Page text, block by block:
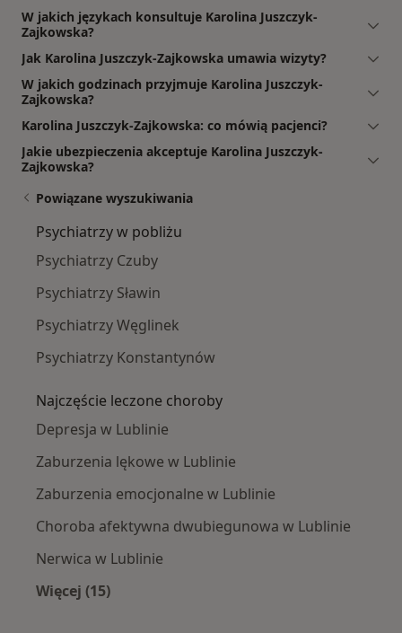
W jakich językach konsultuje Karolina Juszczyk-
Zajkowska?
Jak Karolina Juszczyk-Zajkowska umawia wizyty?
W jakich godzinach przyjmuje Karolina Juszczyk-
Zajkowska?
Karolina Juszczyk-Zajkowska: co mówią pacjenci?
Jakie ubezpieczenia akceptuje Karolina Juszczyk-
Zajkowska?
Powiązane wyszukiwania
Psychiatrzy w pobliżu
Psychiatrzy Czuby
Psychiatrzy Sławin
Psychiatrzy Węglinek
Psychiatrzy Konstantynów
Najczęście leczone choroby
Depresja w Lublinie
Zaburzenia lękowe w Lublinie
Zaburzenia emocjonalne w Lublinie
Choroba afektywna dwubiegunowa w Lublinie
Nerwica w Lublinie
Więcej (15)